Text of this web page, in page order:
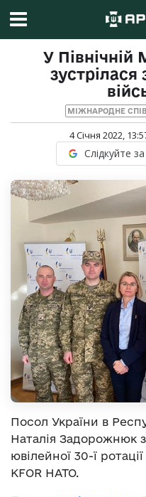
У Північній
зустрілася
МІЖНАРОДНЕ
4 Січня 2022,
Слідкуйте
Посол України в
Наталія Задорожнюк
ювілейної 30-ї
KFOR НАТО.